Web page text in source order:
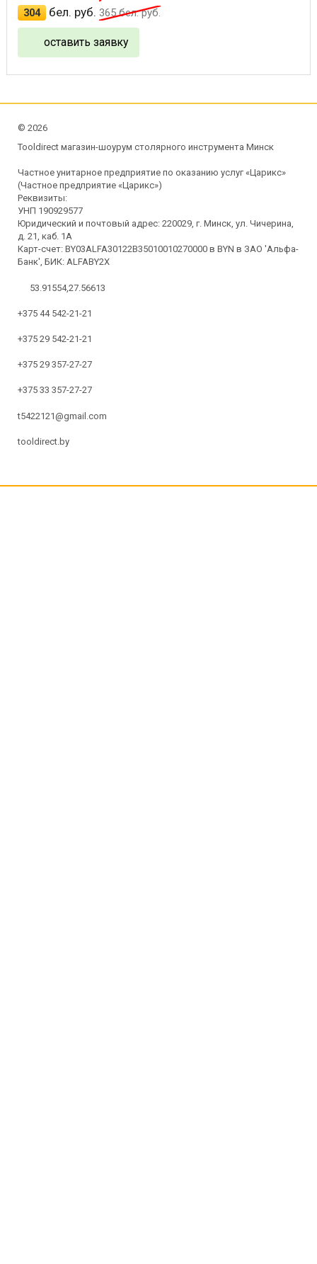
304
бел. руб. 365бел. руб.
оставить заявку
© 2026
Tooldirect магазин-шоурум столярного инструмента Минск
Частное унитарное предприятие по оказанию услуг «Царикс»
(Частное предприятие «Царикс»)
Реквизиты:
УНП 190929577
Юридический и почтовый адрес: 220029, г. Минск, ул. Чичерина,
д. 21, каб. 1А
Карт-счет: BY03ALFA30122B35010010270000 в BYN в ЗАО 'Альфа-
Банк', БИК: ALFABY2X
53.91554,27.56613
+375 44 542-21-21
+375 29 542-21-21
+375 29 357-27-27
+375 33 357-27-27
t5422121@gmail.com
tooldirect.by